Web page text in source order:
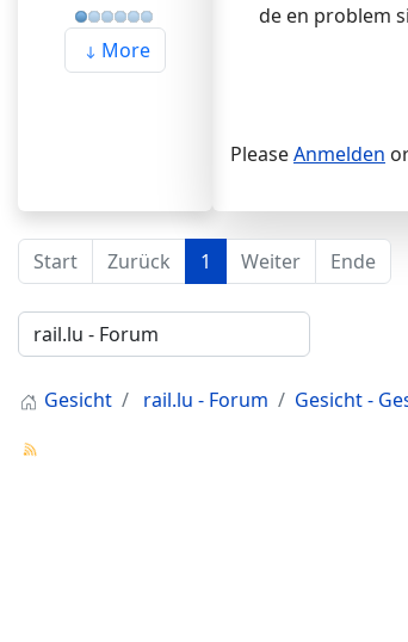
More
de en problem
PleaseAnmelden
Start Zurück 1 Weiter Ende
Gesicht rail.lu - Forum Gesicht -